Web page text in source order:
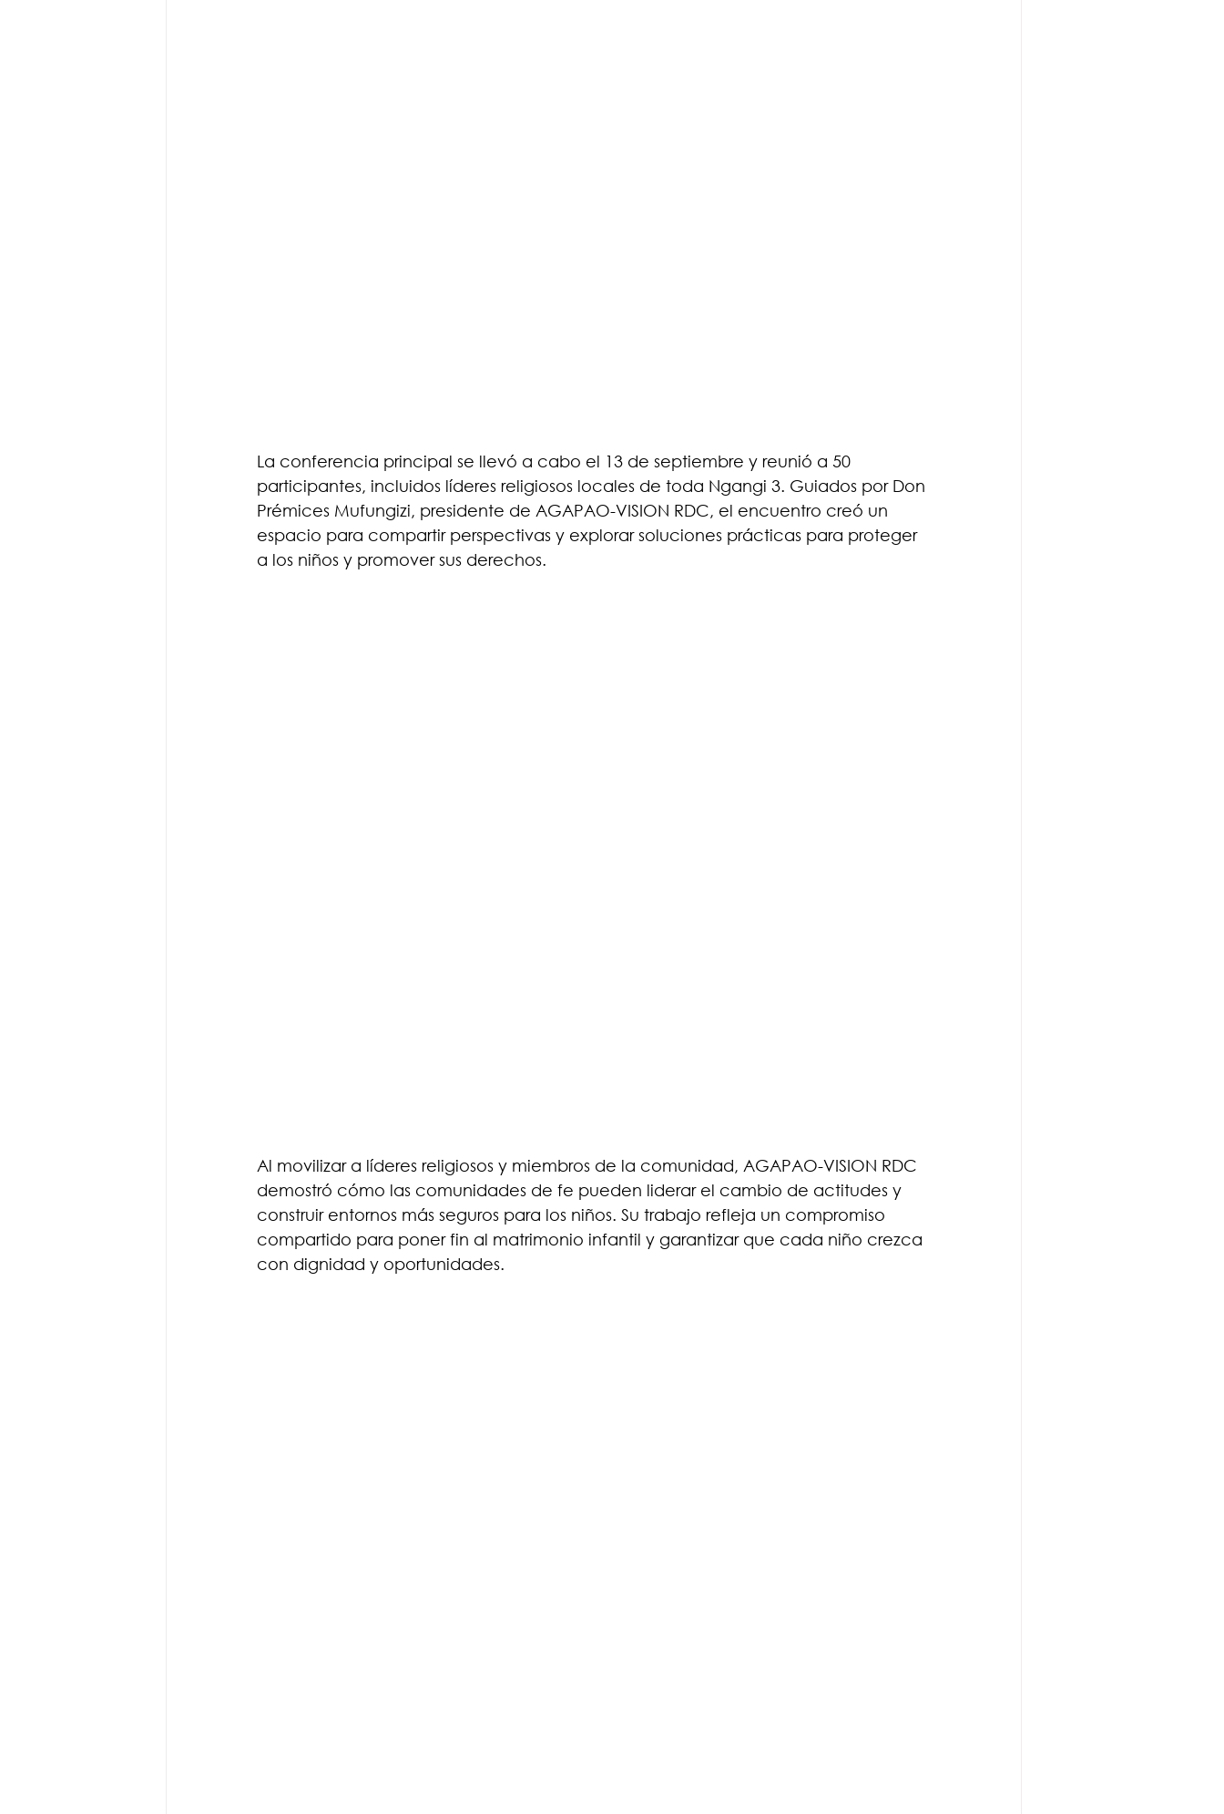
La conferencia principal se llevó a cabo el 13 de septiembre y reunió a 50
participantes, incluidos líderes religiosos locales de toda Ngangi 3. Guiados por Don
Prémices Mufungizi, presidente de AGAPAO-VISION RDC, el encuentro creó un
espacio para compartir perspectivas y explorar soluciones prácticas para proteger
a los niños y promover sus derechos.
Al movilizar a líderes religiosos y miembros de la comunidad, AGAPAO-VISION RDC
demostró cómo las comunidades de fe pueden liderar el cambio de actitudes y
construir entornos más seguros para los niños. Su trabajo refleja un compromiso
compartido para poner fin al matrimonio infantil y garantizar que cada niño crezca
con dignidad y oportunidades.